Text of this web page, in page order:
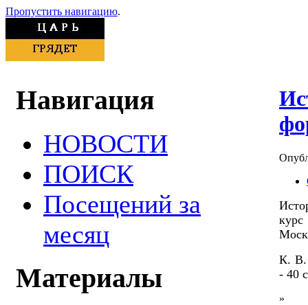
Пропустить навигацию.
Навигация
НОВОСТИ
ПОИСК
Посещений за
месяц
Материалы
К. В.
- 40
»